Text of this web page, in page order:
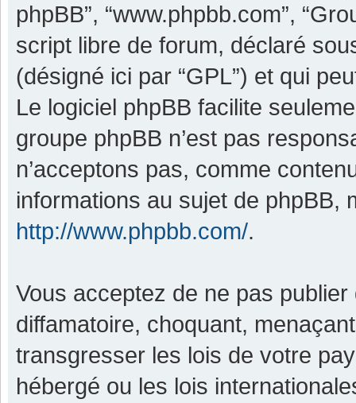
phpBB”, “www.phpbb.com”,
script libre de forum, déclaré
(désigné ici par “GPL”) et qui
Le logiciel phpBB facilite
groupe phpBB n’est pas
n’acceptons pas, comme
informations au sujet de phpBB,
http://www.phpbb.com/.
Vous acceptez de ne pas
diffamatoire, choquant,
transgresser les lois de votre
hébergé ou les lois